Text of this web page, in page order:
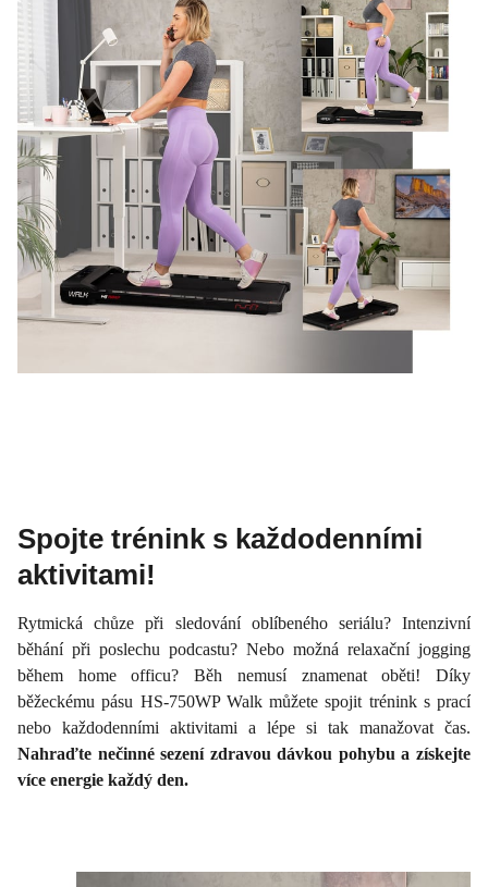
Spojte trénink s každodenními
aktivitami!
Rytmická chůze při sledování oblíbeného seriálu? Intenzivní
běhání při poslechu podcastu? Nebo možná relaxační jogging
během home officu? Běh nemusí znamenat oběti! Díky
běžeckému pásu HS-750WP Walk můžete spojit trénink s prací
nebo každodenními aktivitami a lépe si tak manažovat čas.
Nahraďte nečinné sezení zdravou dávkou pohybu a získejte
více energie každý den.